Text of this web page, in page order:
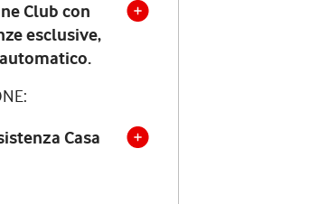
Club con
esclusive,
Casa